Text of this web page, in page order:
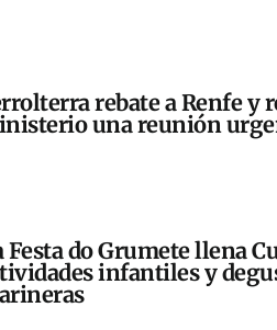
rebate a Renfe y
una reunión
Festa do Grumete llena
infantiles y